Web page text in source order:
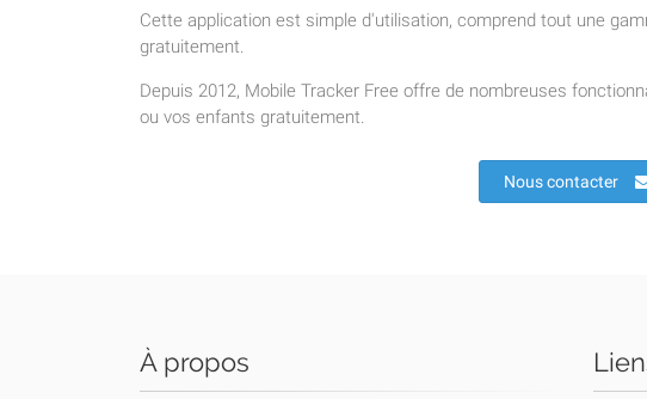
Cette application est simple d'utilisation, comprend tout une
gratuitement.
Depuis 2012, Mobile Tracker Free offre de nombreuses
ou vos enfants gratuitement.
Nous contacter
À propos